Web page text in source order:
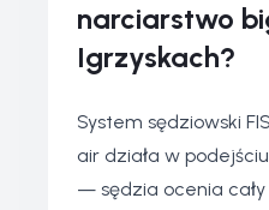
narciarstwo
Igrzyskach?
System sędziowski
air działa w podejściu
— sędzia ocenia